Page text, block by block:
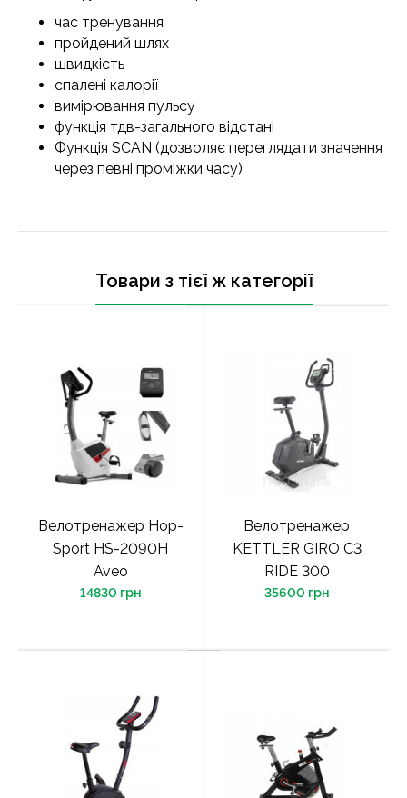
час тренування
пройдений шлях
швидкість
спалені калорії
вимірювання пульсу
функція тдв-загального відстані
Функція SCAN (дозволяє переглядати значення
через певні проміжки часу)
Товари з тієї ж категорії
Велотренажер Hop-
Sport HS-2090H
Aveo
14830 грн
Велотренажер
KETTLER GIRO C3
RIDE 300
35600 грн